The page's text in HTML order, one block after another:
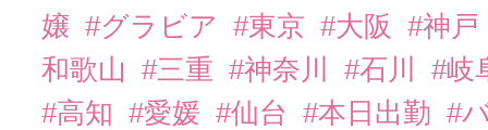
嬢 #グラビア #東京 #大阪
#神戸
和歌山
#三重 #神奈川 #石川
#岐
#高知 #愛媛 #仙台 #本日出勤 #